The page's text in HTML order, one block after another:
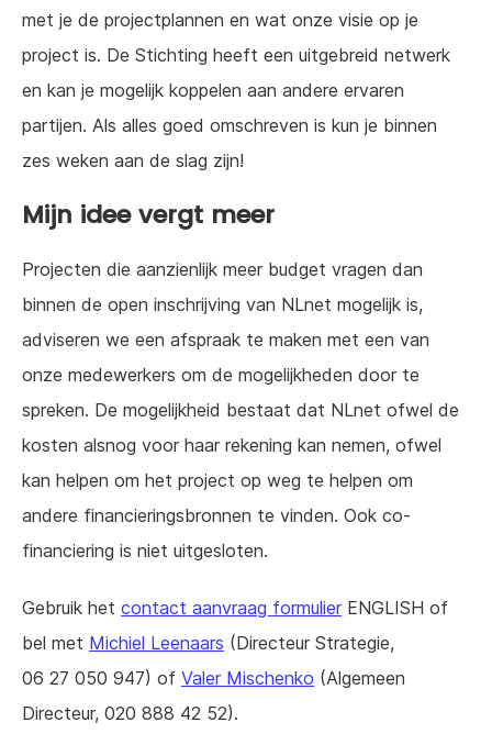
met je de projectplannen en wat onze visie op je
project is. De Stichting heeft een uitgebreid netwerk
en kan je mogelijk koppelen aan andere ervaren
partijen. Als alles goed omschreven is kun je binnen
zes weken aan de slag zijn!
Mijn idee vergt meer
Projecten die aanzienlijk meer budget vragen dan
binnen de open inschrijving van NLnet mogelijk is,
adviseren we een afspraak te maken met een van
onze medewerkers om de mogelijkheden door te
spreken. De mogelijkheid bestaat dat NLnet ofwel de
kosten alsnog voor haar rekening kan nemen, ofwel
kan helpen om het project op weg te helpen om
andere financieringsbronnen te vinden. Ook co-
financiering is niet uitgesloten.
Gebruik het contact aanvraag formulier ENGLISH of
bel met Michiel Leenaars (Directeur Strategie,
06 27 050 947) of Valer Mischenko (Algemeen
Directeur, 020 888 42 52).